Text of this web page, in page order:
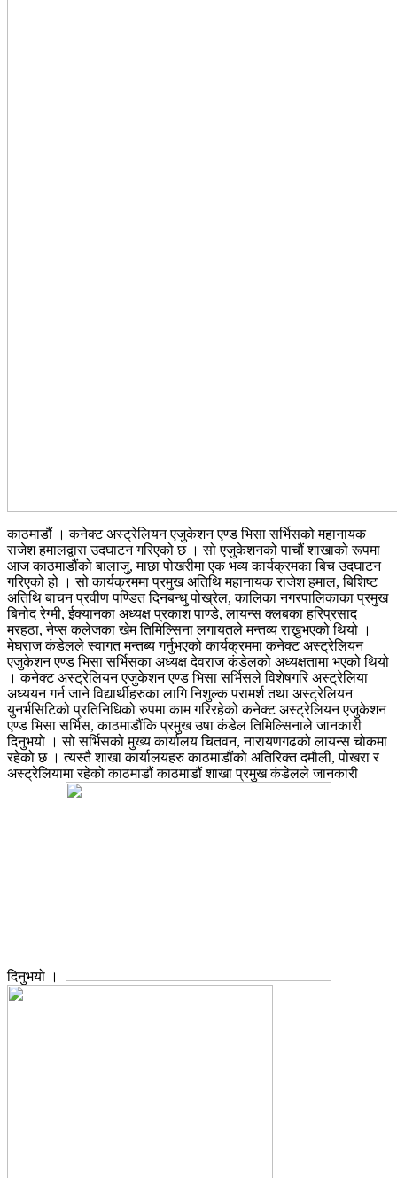
काठमाडौं । कनेक्ट अस्ट्रेलियन एजुकेशन एण्ड भिसा सर्भिसको महानायक
राजेश हमालद्वारा उदघाटन गरिएको छ । सो एजुकेशनको पाचौं शाखाको रूपमा
आज काठमाडौंको बालाजु, माछा पोखरीमा एक भव्य कार्यक्रमका बिच उदघाटन
गरिएको हो । सो कार्यक्रममा प्रमुख अतिथि महानायक राजेश हमाल, बिशिष्ट
अतिथि बाचन प्रवीण पण्डित दिनबन्धु पोख्रेल, कालिका नगरपालिकाका प्रमुख
बिनोद रेग्मी, ईक्यानका अध्यक्ष प्रकाश पाण्डे, लायन्स क्लबका हरिप्रसाद
मरहठा, नेप्स कलेजका खेम तिमिल्सिना लगायतले मन्तव्य राख्नुभएको थियो ।
मेघराज कंडेलले स्वागत मन्तब्य गर्नुभएको कार्यक्रममा कनेक्ट अस्ट्रेलियन
एजुकेशन एण्ड भिसा सर्भिसका अध्यक्ष देवराज कंडेलको अध्यक्षतामा भएको थियो
। कनेक्ट अस्ट्रेलियन एजुकेशन एण्ड भिसा सर्भिसले विशेषगरि अस्ट्रेलिया
अध्ययन गर्न जाने विद्यार्थीहरुका लागि निशुल्क परामर्श तथा अस्ट्रेलियन
युनर्भसिटिको प्रतिनिधिको रुपमा काम गरिरहेको कनेक्ट अस्ट्रेलियन एजुकेशन
एण्ड भिसा सर्भिस, काठमाडौंकि प्रमुख उषा कंडेल तिमिल्सिनाले जानकारी
दिनुभयो । सो सर्भिसको मुख्य कार्यालय चितवन, नारायणगढको लायन्स चोकमा
रहेको छ । त्यस्तै शाखा कार्यालयहरु काठमाडौंको अतिरिक्त दमौली, पोखरा र
अस्ट्रेलियामा रहेको काठमाडौं काठमाडौं शाखा प्रमुख कंडेलले जानकारी
दिनुभयो ।